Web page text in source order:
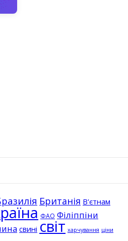
Британія В'єтнам
ФАО Філіппіни
свині світ харчування ціни